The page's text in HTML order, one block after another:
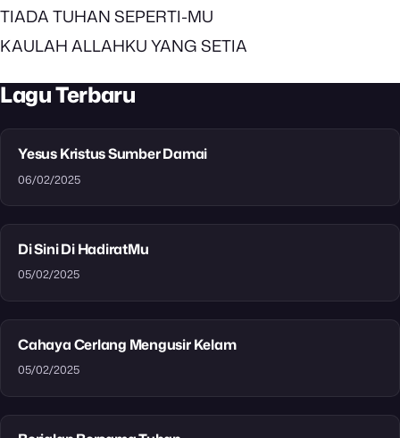
TIADA TUHAN SEPERTI-MU
KAULAH ALLAHKU YANG SETIA
Lagu Terbaru
Yesus Kristus Sumber Damai
06/02/2025
Di Sini Di HadiratMu
05/02/2025
Cahaya Cerlang Mengusir Kelam
05/02/2025